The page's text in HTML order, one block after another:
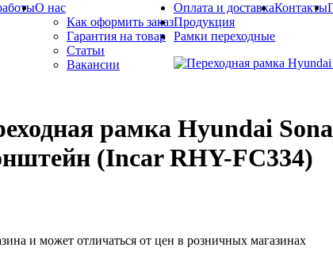
О нас
Как оформить заказ
Гарантия на товар
Статьи
Вакансии
Оплата и доставкаКонтакты
Продукция
Рамки переходные
рамка Hyundai
(Incar RHY-FC334)
и может отличаться от цен в розничных магазинах